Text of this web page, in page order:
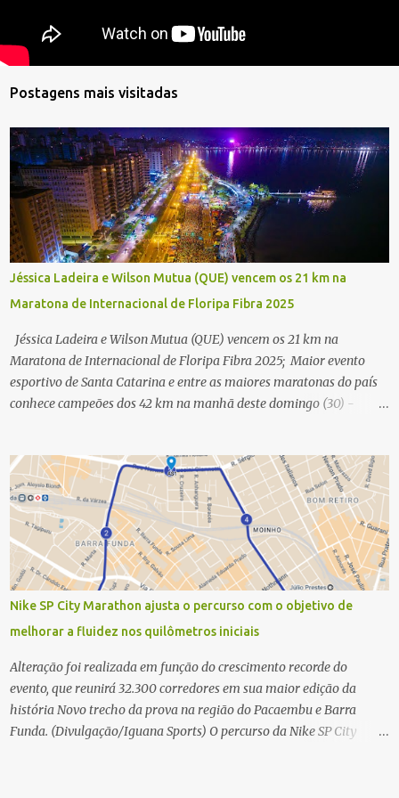
Postagens mais visitadas
Jéssica Ladeira e Wilson Mutua (QUE) vencem os 21 km na
Maratona de Internacional de Floripa Fibra 2025
Jéssica Ladeira e Wilson Mutua (QUE) vencem os 21 km na
Maratona de Internacional de Floripa Fibra 2025; Maior evento
esportivo de Santa Catarina e entre as maiores maratonas do país
conhece campeões dos 42 km na manhã deste domingo (30) -
Floripa Fibra 2025. Na manhã deste sábado (30) foram conhecidos
os campeões dos 21 km do maior evento esportivo de Santa
Catarina. A mineira Jessica Ladeira e o queniano Wilson Mutua
foram os vencedores da meia maratona, ambos com a quebra de
recorde da prova. Neste domingo (31) será a vez da prova principal,
os 42,195 km da maratona, além da corrida de 5 KM. As largadas,
na Avenida Beira-Mar Norte, em Florianópolis, na altura do
Trapiche, começam às 5h10. Entre as maiores maratonas
brasileiras deste ano, a Maratona Internacional de Floripa Fibra
2025 reúne um total de 19.230 atletas. Além da meia marat...
Nike SP City Marathon ajusta o percurso com o objetivo de
melhorar a fluidez nos quilômetros iniciais
Alteração foi realizada em função do crescimento recorde do
evento, que reunirá 32.300 corredores em sua maior edição da
história Novo trecho da prova na região do Pacaembu e Barra
Funda. (Divulgação/Iguana Sports) O percurso da Nike SP City